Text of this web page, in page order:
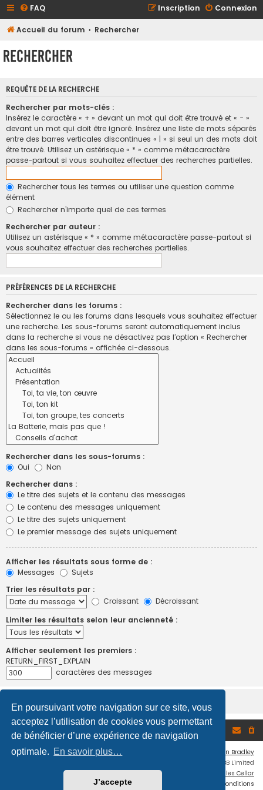
En poursuivant votre navigation sur ce site, vous
acceptez l’utilisation de cookies vous permettant
de bénéficier d’une expérience de navigation
optimale. En savoir plus…
J’accepte
FAQ Connexion
Inscription
Accueil du forum Rechercher
Rechercher
REQUÊTE DE LA RECHERCHE
Rechercher par mots-clés :
Insérez le caractère « + » devant un mot qui doit être trouvé et « - »
devant un mot qui doit être ignoré. Insérez une liste de mots séparés
entre des barres verticales discontinues « | » si seul un des mots doit
être trouvé. Utilisez un astérisque « * » comme métacaractère
passe-partout si vous souhaitez effectuer des recherches partielles.
Rechercher tous les termes ou utiliser une question comme
élément
Rechercher n’importe quel de ces termes
Rechercher par auteur :
Utilisez un astérisque « * » comme métacaractère passe-partout si
vous souhaitez effectuer des recherches partielles.
PRÉFÉRENCES DE LA RECHERCHE
Rechercher dans les forums :
Sélectionnez le ou les forums dans lesquels vous souhaitez effectuer
une recherche. Les sous-forums seront automatiquement inclus
dans la recherche si vous ne désactivez pas l’option « Rechercher
dans les sous-forums » affichée ci-dessous.
Rechercher dans les sous-forums :
Oui
Non
Rechercher dans :
Le titre des sujets et le contenu des messages
Le contenu des messages uniquement
Le titre des sujets uniquement
Le premier message des sujets uniquement
Afficher les résultats sous forme de :
Messages
Sujets
Trier les résultats par :
Croissant
Décroissant
Limiter les résultats selon leur ancienneté :
Afficher seulement les premiers :
RETURN_FIRST_EXPLAIN
caractères des messages
Accueil du forum
Ian Bradley
® Forum Software © phpBB Limited
Traduction française officielle
Miles Cellar
Conditions